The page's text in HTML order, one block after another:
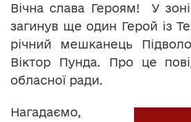
Вічна слава Героям! У
загинув ще один Герой із
річний мешканець
Віктор Пунда. Про це
обласної ради.
Нагадаємо,